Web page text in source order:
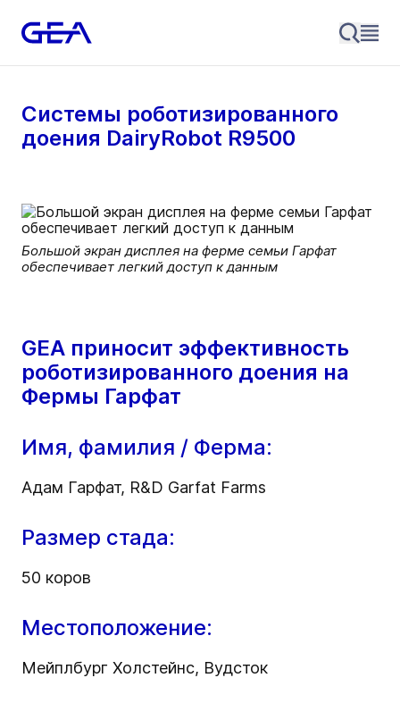
Системы роботизированного
доения DairyRobot R9500
Большой экран дисплея на ферме семьи Гарфат
обеспечивает легкий доступ к данным
GEA приносит эффективность
роботизированного доения на
Фермы Гарфат
Имя, фамилия / Ферма:
Адам Гарфат, R&D Garfat Farms
Размер стада:
50 коров
Местоположение:
Мейплбург Холстейнс, Вудсток